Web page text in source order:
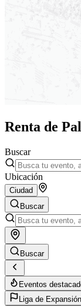
Renta de
Buscar
Ubicación
Ciudad
Buscar
Buscar
Eventos
Liga de